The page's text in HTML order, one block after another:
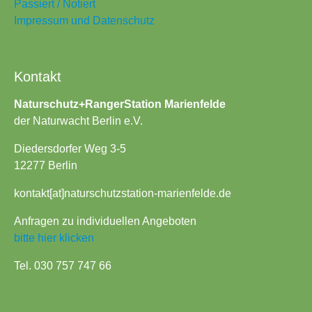
Passiert / Notiert
Impressum und Datenschutz
Kontakt
Naturschutz+RangerStation Marienfelde
der Naturwacht Berlin e.V.
Diedersdorfer Weg 3-5
12277 Berlin
kontakt[at]naturschutzstation-marienfelde.de
Anfragen zu individuellen Angeboten
bitte hier klicken
Tel. 030 757 747 66